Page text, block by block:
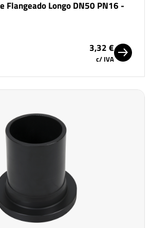
Flangeado Longo DN50 PN16 -
3,32 €
c/ IVA